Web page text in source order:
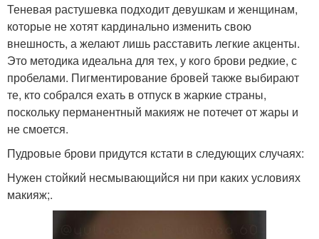
Теневая растушевка подходит девушкам и женщинам,
которые не хотят кардинально изменить свою
внешность, а желают лишь расставить легкие акценты.
Это методика идеальна для тех, у кого брови редкие, с
пробелами. Пигментирование бровей также выбирают
те, кто собрался ехать в отпуск в жаркие страны,
поскольку перманентный макияж не потечет от жары и
не смоется.
Пудровые брови придутся кстати в следующих случаях:
Нужен стойкий несмывающийся ни при каких условиях
макияж;.